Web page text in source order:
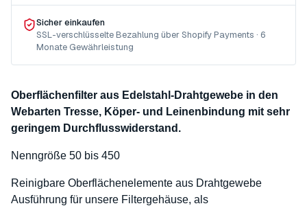
Sicher einkaufen
SSL-verschlüsselte Bezahlung über Shopify Payments · 6
Monate Gewährleistung
Oberflächenfilter aus Edelstahl-Drahtgewebe in den
Webarten Tresse, Köper- und Leinenbindung mit sehr
geringem Durchflusswiderstand.
Nenngröße 50 bis 450
Reinigbare Oberflächenelemente aus Drahtgewebe
Ausführung für unsere Filtergehäuse, als